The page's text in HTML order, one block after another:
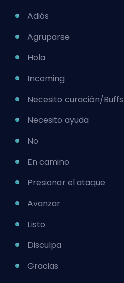
Adiós
Agruparse
Hola
Incoming
Necesito curación/Buffs
Necesito ayuda
No
En camino
Presionar el ataque
Avanzar
Listo
Disculpa
Gracias